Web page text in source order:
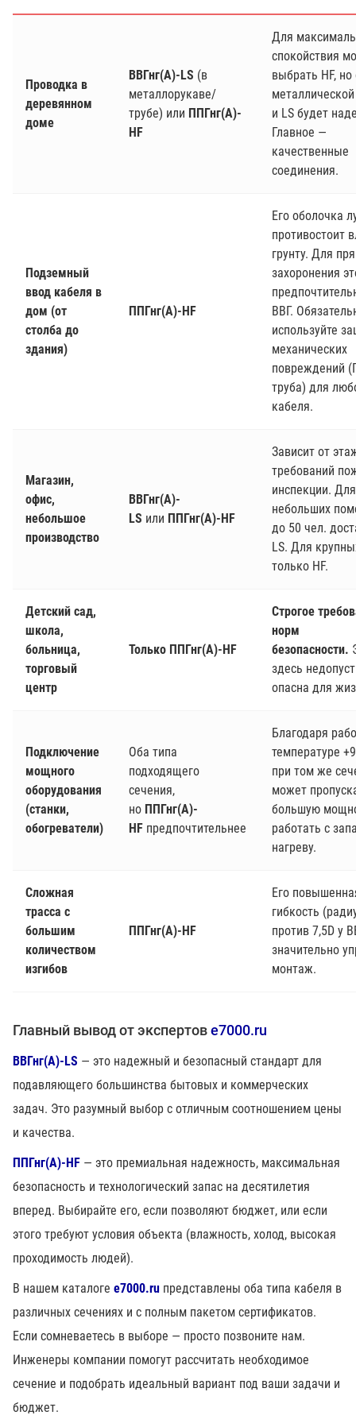
Проводка в
деревянном
доме
ВВГнг(А)-LS (в
металлорукаве/
трубе) или ППГнг(А)-
HF
Для
спокойствия
выбрать HF, но
и LS будет
Главное —
качественные
соединения.
Подземный
ввод кабеля в
дом (от
столба до
здания)
ППГнг(А)-HF
Его оболочка
противостоит
грунту. Для
захоронения
ВВГ.
используйте
механических
повреждений
труба) для
кабеля.
Магазин,
офис,
небольшое
производство
ВВГнг(А)-
LS или ППГнг(А)-HF
Зависит от
требований
инспекции. Для
небольших
до 50 чел.
LS. Для
только HF.
Детский сад,
школа,
больница,
торговый
центр
Только ППГнг(А)-HF
Строгое
норм
безопасности.
здесь
опасна для
Подключение
мощного
оборудования
(станки,
обогреватели)
Оба типа
подходящего
сечения,
но ППГнг(А)-
HF предпочтительнее
Благодаря
температуре
при том же
может
большую
работать с
нагреву.
Сложная
трасса с
большим
количеством
изгибов
ППГнг(А)-HF
Его
гибкость
против 7,5D у
значительно
монтаж.
Главный вывод от экспертовe7000.ru
ВВГнг(А)-LS — это надежный и безопасный стандарт для
подавляющего большинства бытовых и коммерческих
задач. Это разумный выбор с отличным соотношением цены
и качества.
ППГнг(А)-HF — это премиальная надежность, максимальная
безопасность и технологический запас на десятилетия
вперед. Выбирайте его, если позволяют бюджет, или если
этого требуют условия объекта (влажность, холод, высокая
проходимость людей).
В нашем каталоге e7000.ru представлены оба типа кабеля в
различных сечениях и с полным пакетом сертификатов.
Если сомневаетесь в выборе — просто позвоните нам.
Инженеры компании помогут рассчитать необходимое
сечение и подобрать идеальный вариант под ваши задачи и
бюджет.